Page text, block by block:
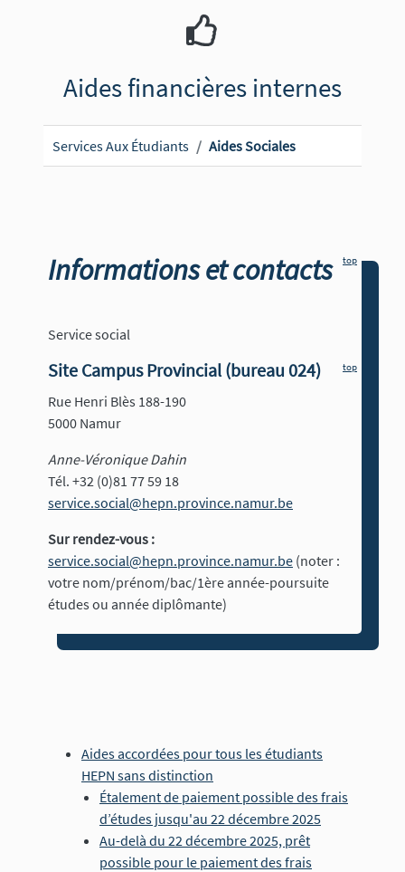
Aides financières internes
Services Aux Étudiants Aides Sociales
Aides accordées pour tous les étudiants
HEPN sans distinction
Étalement de paiement possible des frais
d’études jusqu'au 22 décembre 2025
Au-delà du 22 décembre 2025, prêt
possible pour le paiement des frais
top
Informations et contacts
Service social
top
Site Campus Provincial (bureau 024)
Rue Henri Blès 188-190
5000 Namur
Anne-Véronique Dahin
Tél. +32 (0)81 77 59 18
service.social@hepn.province.namur.be
Sur rendez-vous :
service.social@hepn.province.namur.be (noter :
votre nom/prénom/bac/1ère année-poursuite
études ou année diplômante)